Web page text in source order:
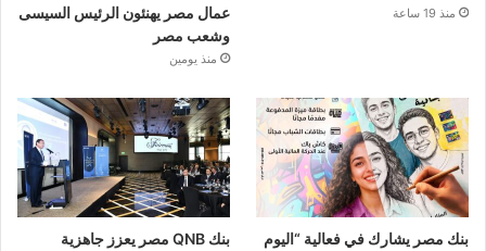
منذ 19 ساعة
عمال مصر يهنئون الرئيس السيسى
وشعب مصر
منذ يومين
بنك مصر يشارك في فعالية “اليوم
بنك QNB مصر يعزز جاهزية